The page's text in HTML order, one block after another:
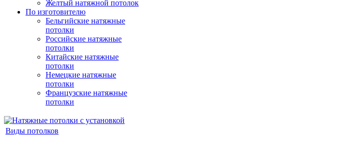
Желтый натяжной потолок
По изготовителю
Бельгийские натяжные
потолки
Российские натяжные
потолки
Китайские натяжные
потолки
Немецкие натяжные
потолки
Французские натяжные
потолки
Виды потолков